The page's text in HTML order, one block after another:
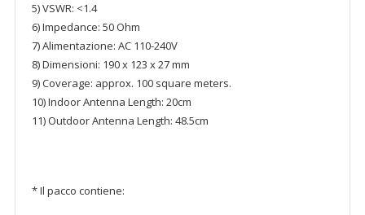
5) VSWR: <1.4
6) Impedance: 50 Ohm
7) Alimentazione: AC 110-240V
8) Dimensioni: 190 x 123 x 27 mm
9) Coverage: approx. 100 square meters.
10) Indoor Antenna Length: 20cm
11) Outdoor Antenna Length: 48.5cm
* Il pacco contiene: